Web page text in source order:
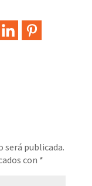
será publicada.
con *